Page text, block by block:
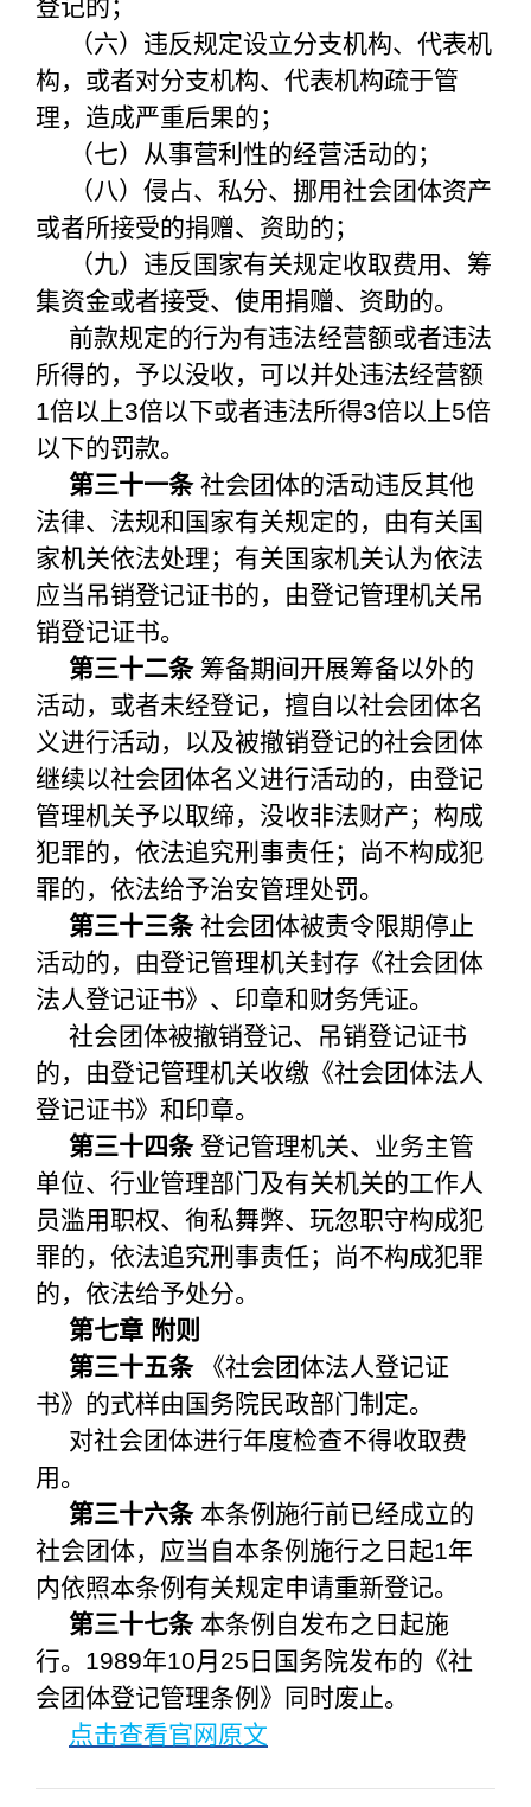
登记的；
（六）违反规定设立分支机构、代表机
构，或者对分支机构、代表机构疏于管
理，造成严重后果的；
（七）从事营利性的经营活动的；
（八）侵占、私分、挪用社会团体资产
或者所接受的捐赠、资助的；
（九）违反国家有关规定收取费用、筹
集资金或者接受、使用捐赠、资助的。
前款规定的行为有违法经营额或者违法
所得的，予以没收，可以并处违法经营额
1倍以上3倍以下或者违法所得3倍以上5倍
以下的罚款。
第三十一条社会团体的活动违反其他
法律、法规和国家有关规定的，由有关国
家机关依法处理；有关国家机关认为依法
应当吊销登记证书的，由登记管理机关吊
销登记证书。
第三十二条筹备期间开展筹备以外的
活动，或者未经登记，擅自以社会团体名
义进行活动，以及被撤销登记的社会团体
继续以社会团体名义进行活动的，由登记
管理机关予以取缔，没收非法财产；构成
犯罪的，依法追究刑事责任；尚不构成犯
罪的，依法给予治安管理处罚。
第三十三条社会团体被责令限期停止
活动的，由登记管理机关封存《社会团体
法人登记证书》、印章和财务凭证。
社会团体被撤销登记、吊销登记证书
的，由登记管理机关收缴《社会团体法人
登记证书》和印章。
第三十四条登记管理机关、业务主管
单位、行业管理部门及有关机关的工作人
员滥用职权、徇私舞弊、玩忽职守构成犯
罪的，依法追究刑事责任；尚不构成犯罪
的，依法给予处分。
第七章 附则
第三十五条《社会团体法人登记证
书》的式样由国务院民政部门制定。
对社会团体进行年度检查不得收取费
用。
第三十六条本条例施行前已经成立的
社会团体，应当自本条例施行之日起1年
内依照本条例有关规定申请重新登记。
第三十七条本条例自发布之日起施
行。1989年10月25日国务院发布的《社
会团体登记管理条例》同时废止。
点击查看官网原文